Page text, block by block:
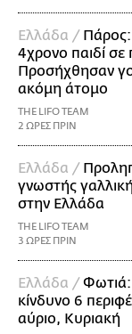
Ελλάδα / Πάρος:
4χρονο παιδί σε
Προσήχθησαν
ακόμη άτομο
THE LIFO TEAM
2 ΩΡΕΣ ΠΡΙΝ
Ελλάδα /
γνωστής
στην Ελλάδα
THE LIFO TEAM
3 ΩΡΕΣ ΠΡΙΝ
Ελλάδα /Φωτιά:
κίνδυνο 6
αύριο, Κυριακή